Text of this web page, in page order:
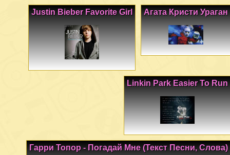
Агата Кристи Ураган
Justin Bieber Favorite Girl
Linkin Park Easier To Run
Гарри Топор - Погадай Мне (Текст Песни, Слова)